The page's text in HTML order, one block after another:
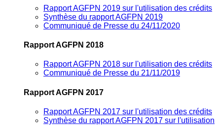
Rapport AGFPN 2019 sur l'utilisation des crédits
Synthèse du rapport AGFPN 2019
Communiqué de Presse du 24/11/2020
Rapport AGFPN 2018
Rapport AGFPN 2018 sur l'utilisation des crédits
Communiqué de Presse du 21/11/2019
Rapport AGFPN 2017
Rapport AGFPN 2017 sur l'utilisation des crédits
Synthèse du rapport AGFPN 2017 sur l'utilisation